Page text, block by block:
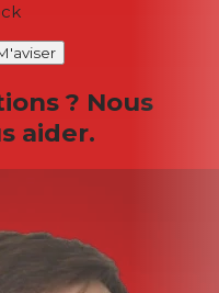
? Nous
aider.